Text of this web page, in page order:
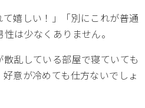
嬉しい！」「別にこれが普通
は少なくありません。
乱している部屋で寝ていても
意が冷めても仕方ないでしょ